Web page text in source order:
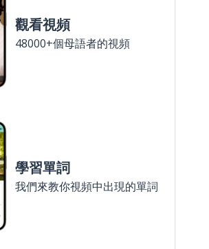
觀看視頻
48000+個母語者的視頻
學習單詞
我們來教你視頻中出現的單詞